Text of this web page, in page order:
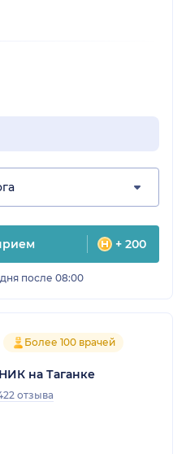
+ 200
после 08:00
Более 100 врачей
на Таганке
отзыва